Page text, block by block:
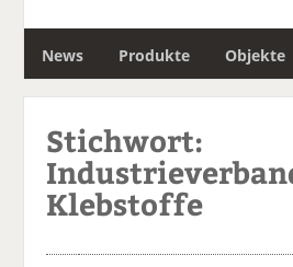
News Produkte Objekte
Stichwort:
Klebstoffe